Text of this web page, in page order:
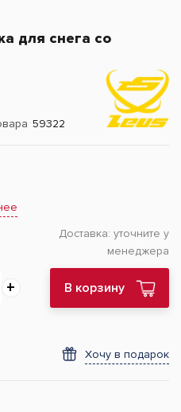
для снега со
59322
Доставка: уточните у
менеджера
В корзину
Хочу в подарок